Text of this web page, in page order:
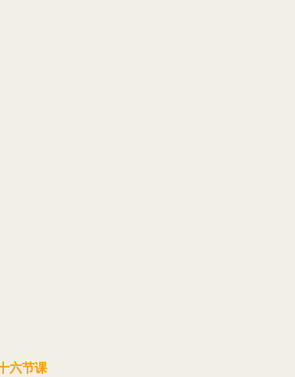
六节课